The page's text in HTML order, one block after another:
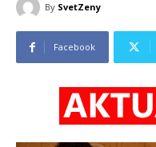
By SvetZeny
Facebook